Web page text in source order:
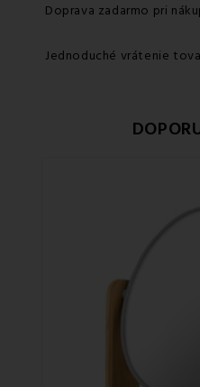
Doprava zadarmo pri
Jednoduché vrátenie